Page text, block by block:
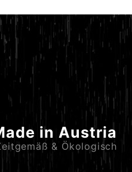
in Austria
& Ökologisch